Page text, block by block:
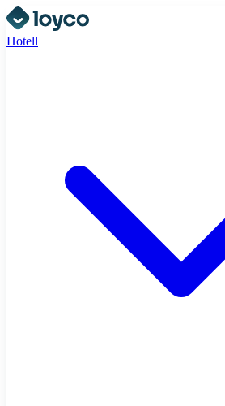
Hotell